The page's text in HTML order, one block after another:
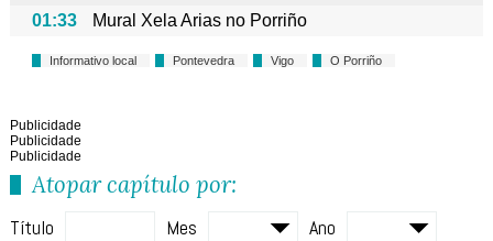
01:33
Mural Xela Arias no Porriño
Informativo local Pontevedra Vigo O Porriño
Publicidade
Publicidade
Publicidade
Atopar capítulo por:
Título Mes
Ano